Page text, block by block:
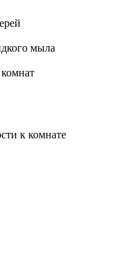
мыла
к комнате